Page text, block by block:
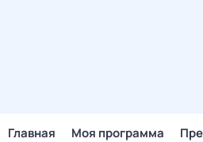
Главная Моя программа